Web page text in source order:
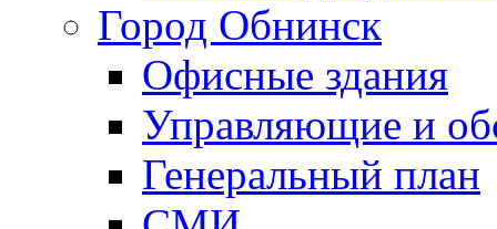
Город Обнинск
Офисные здания
Управляющие и
Генеральный план